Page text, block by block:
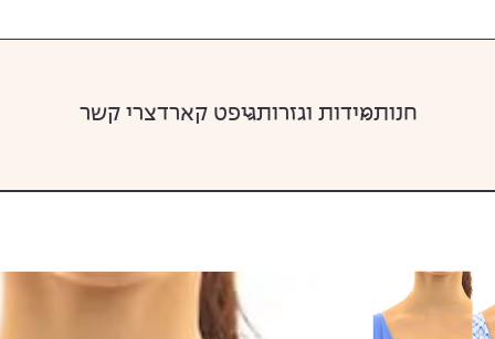
חנותמידות וגזרותגיפט קארדצרי קשר